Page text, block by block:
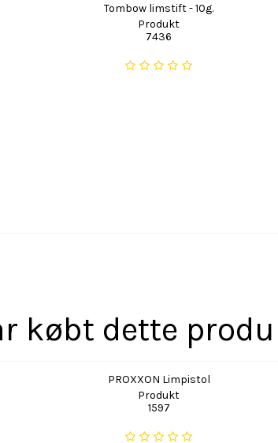
Tombow limstift - 10g.
Produkt
7436
købt dette
PROXXON Limpistol
Produkt
1597